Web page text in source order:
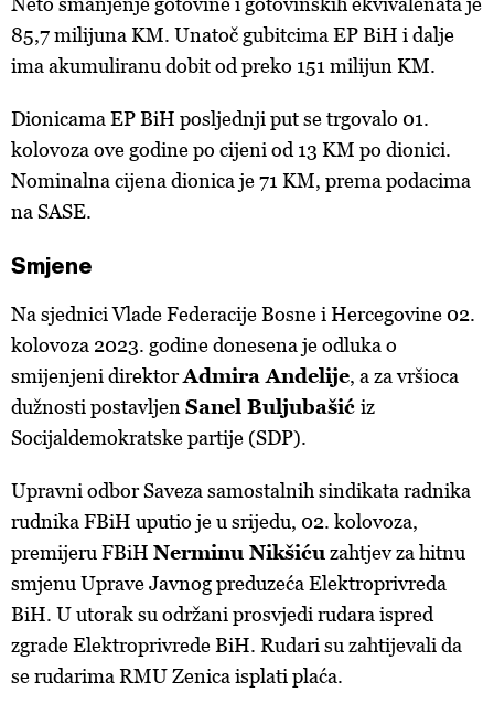
85,7 milijuna KM. Unatoč gubitcima EP BiH i dalje
ima akumuliranu dobit od preko 151 milijun KM.
Dionicama EP BiH posljednji put se trgovalo 01.
kolovoza ove godine po cijeni od 13 KM po dionici.
Nominalna cijena dionica je 71 KM, prema podacima
na SASE.
Smjene
Na sjednici Vlade Federacije Bosne i Hercegovine 02.
kolovoza 2023. godine donesena je odluka o
smijenjeni direktorAdmira Andelije, a za vršioca
dužnosti postavljen Sanel Buljubašić iz
Socijaldemokratske partije (SDP).
Upravni odbor Saveza samostalnih sindikata radnika
rudnika FBiH uputio je u srijedu, 02. kolovoza,
premijeru FBiH Nerminu Nikšiću zahtjev za hitnu
smjenu Uprave Javnog preduzeća Elektroprivreda
BiH. U utorak su održani prosvjedi rudara ispred
zgrade Elektroprivrede BiH. Rudari su zahtijevali da
se rudarima RMU Zenica isplati plaća.